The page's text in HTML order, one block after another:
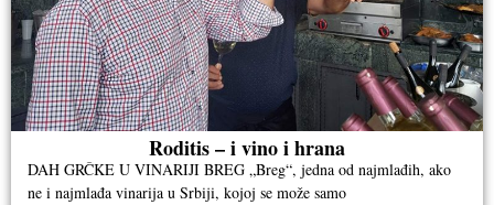
Roditis – i vino i hrana
DAH GRČKE U VINARIJI BREG „Breg“, jedna od najmlađih, ako
ne i najmlađa vinarija u Srbiji, kojoj se može samo